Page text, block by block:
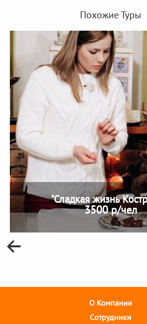
Похожие Туры
"Сладкая жизнь
3500 р/чел
О Компании
Cотрудники